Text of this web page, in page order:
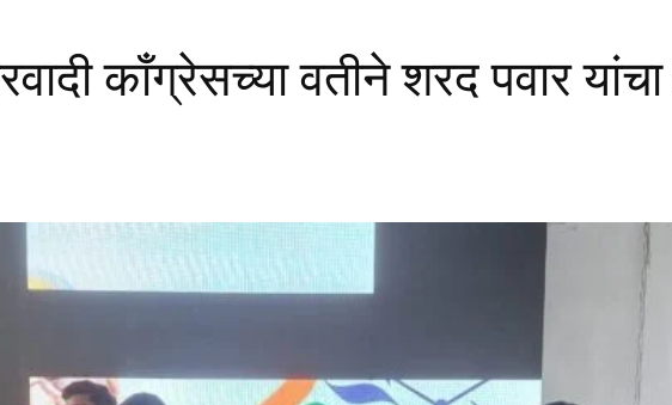
काँग्रेसच्या वतीने शरद पवार